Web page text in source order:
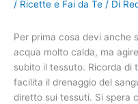
/ Ricette e Fai da Te / Di
Per prima cosa devi anche
acqua molto calda, ma
subito il tessuto. Ricorda di
facilita il drenaggio del
diretto sui tessuti. Si spera